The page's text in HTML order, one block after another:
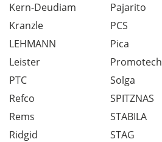
Kern-Deudiam
Kranzle
LEHMANN
Leister
Pajarito
PCS
Pica
Promotech
PTC
Refco
Rems
Ridgid
Solga
SPITZNAS
STABILA
STAG